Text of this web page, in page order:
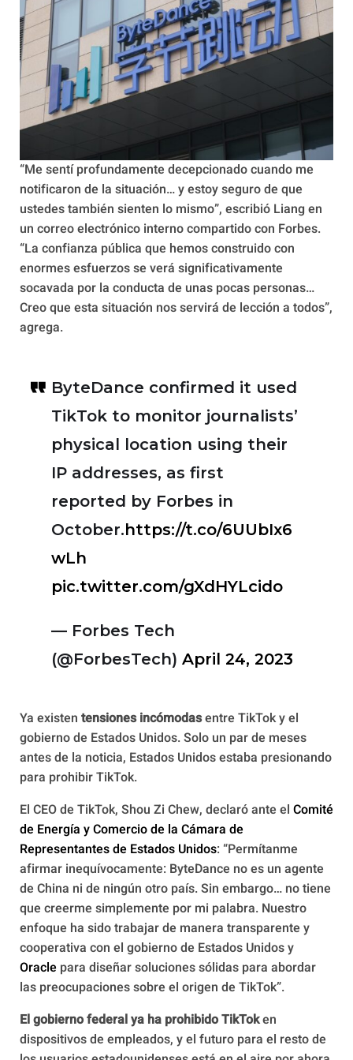
“Me sentí profundamente decepcionado cuando me
notificaron de la situación… y estoy seguro de que
ustedes también sienten lo mismo”, escribió Liang en
un correo electrónico interno compartido con Forbes.
“La confianza pública que hemos construido con
enormes esfuerzos se verá significativamente
socavada por la conducta de unas pocas personas…
Creo que esta situación nos servirá de lección a todos”,
agrega.
ByteDance confirmed it used
TikTok to monitor journalists’
physical location using their
IP addresses, as first
reported by Forbes in
October.https://t.co/6UUbIx6
wLh
pic.twitter.com/gXdHYLcido
— Forbes Tech
(@ForbesTech) April 24, 2023
Ya existen tensiones incómodasentre TikTok y el
gobierno de Estados Unidos. Solo un par de meses
antes de la noticia, Estados Unidos estaba presionando
para prohibir TikTok.
El CEO de TikTok, Shou Zi Chew, declaró ante el Comité
de Energía y Comercio de la Cámara de
Representantes de Estados Unidos: “Permítanme
afirmar inequívocamente: ByteDance no es un agente
de China ni de ningún otro país. Sin embargo… no tiene
que creerme simplemente por mi palabra. Nuestro
enfoque ha sido trabajar de manera transparente y
cooperativa con el gobierno de Estados Unidos y
Oracle para diseñar soluciones sólidas para abordar
las preocupaciones sobre el origen de TikTok”.
El gobierno federal ya ha prohibido TikToken
dispositivos de empleados, y el futuro para el resto de